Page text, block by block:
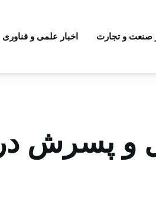
صنعت و تجارت اخبار علمی و فناوری
و پسرش در